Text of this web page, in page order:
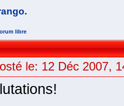
libre
le: 12 Déc 2007,